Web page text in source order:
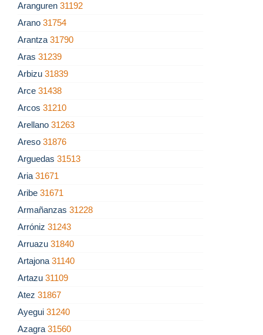
Aranguren 31192
Arano 31754
Arantza 31790
Aras 31239
Arbizu 31839
Arce 31438
Arcos 31210
Arellano 31263
Areso 31876
Arguedas 31513
Aria 31671
Aribe 31671
Armañanzas 31228
Arróniz 31243
Arruazu 31840
Artajona 31140
Artazu 31109
Atez 31867
Ayegui 31240
Azagra 31560